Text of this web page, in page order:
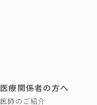
医療関係者の方へ
医師のご紹介